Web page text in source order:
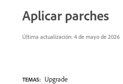
Aplicar parches
Última actualización: 4 de mayo de 2026
TEMAS: Upgrade